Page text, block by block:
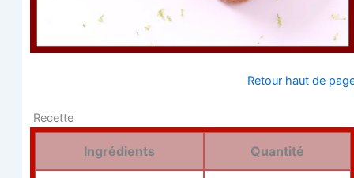
Retour haut de
Recette
Ingré­dients Quan­ti­té